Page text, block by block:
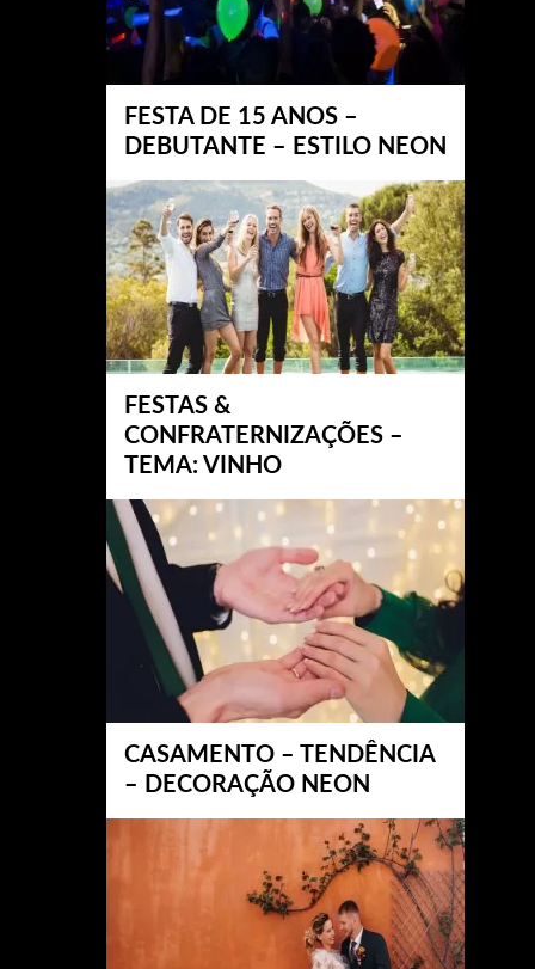
FESTA DE 15 ANOS –
DEBUTANTE – ESTILO NEON
FESTAS &
CONFRATERNIZAÇÕES –
TEMA: VINHO
CASAMENTO – TENDÊNCIA
– DECORAÇÃO NEON